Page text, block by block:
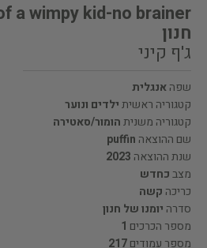
חנון
ג'ף קיני
שפהאנגלית
קטגוריה ראשיתילדים ונוער
קטגוריה משניתהומור/סאטירה
שם ההוצאה puffin
שנת ההוצאה 2023
מצבכחדש
כריכה קשה
סדרה יומנו של חנון
מספר הכרכים 1
מספר עמודים217